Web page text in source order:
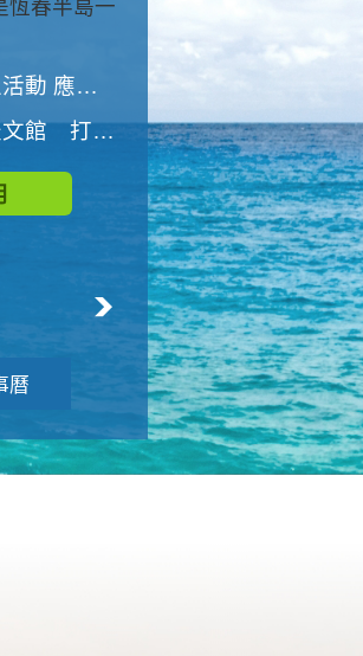
額免費參加
天文探索營隊
與國家公園有約-優游潮間
115年08月
曆